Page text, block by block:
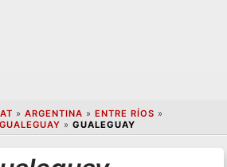
» ARGENTINA » ENTRE RÍOS »
» GUALEGUAY